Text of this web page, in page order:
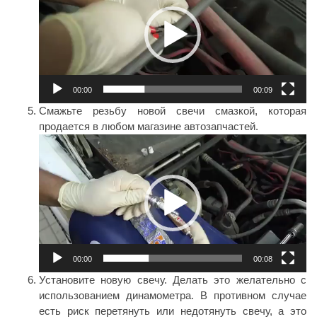
00:00 00:09
Смажьте резьбу новой свечи смазкой, которая
продается в любом магазине автозапчастей.
Видеоплеер
00:00 00:08
Установите новую свечу. Делать это желательно с
использованием динамометра. В противном случае
есть риск перетянуть или недотянуть свечу, а это